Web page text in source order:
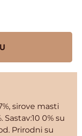
sirove masti
Sastav:10 0% su
Prirodni su